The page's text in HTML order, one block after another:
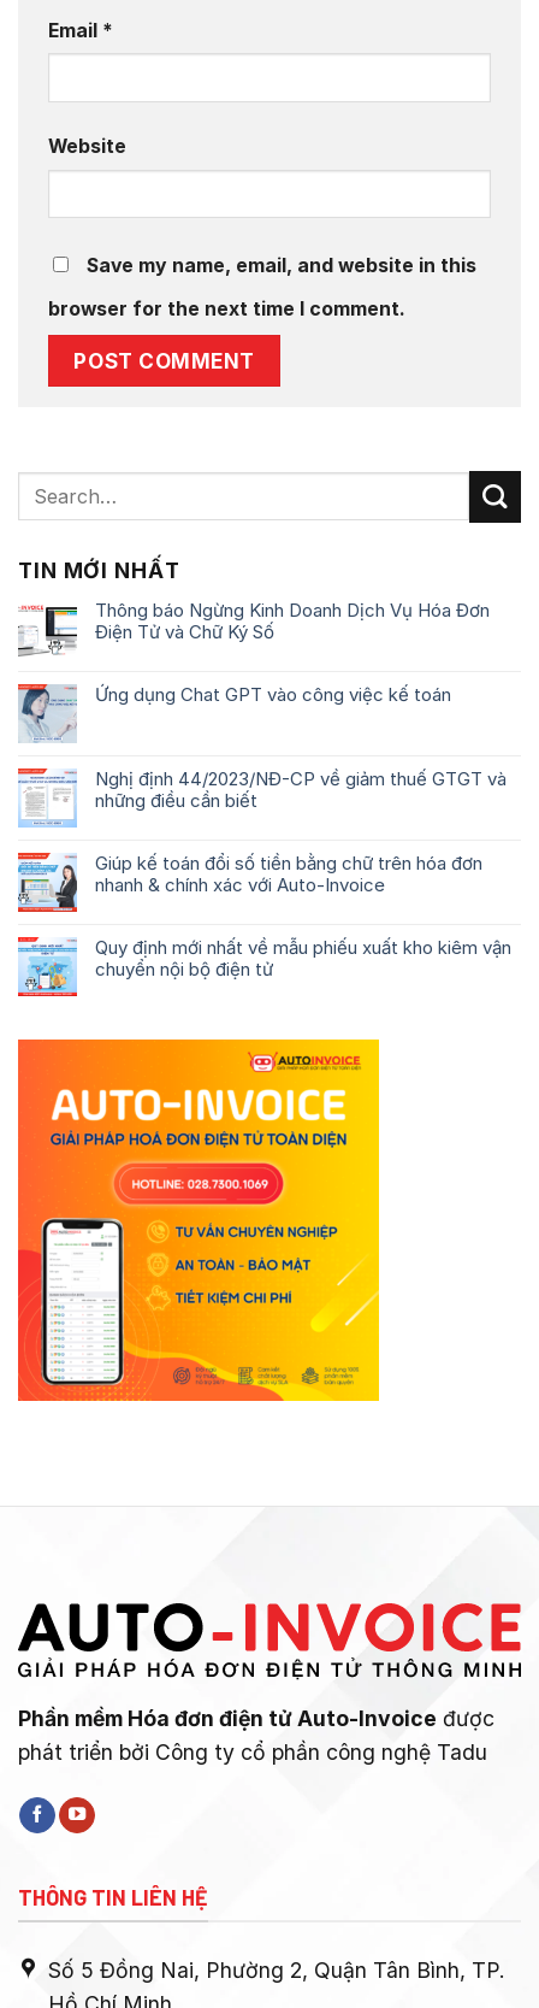
Email *
Website
Save my name, email, and website in this
browser for the next time I comment.
TIN MỚI NHẤT
Thông báo Ngừng Kinh Doanh Dịch Vụ Hóa Đơn
Điện Tử và Chữ Ký Số
Ứng dụng Chat GPT vào công việc kế toán
Nghị định 44/2023/NĐ-CP về giảm thuế GTGT và
những điều cần biết
Giúp kế toán đổi số tiền bằng chữ trên hóa đơn
nhanh & chính xác với Auto-Invoice
Quy định mới nhất về mẫu phiếu xuất kho kiêm vận
chuyển nội bộ điện tử
Phần mềm Hóa đơn điện tử Auto-Invoice được
phát triển bởi Công ty cổ phần công nghệ Tadu
THÔNG TIN LIÊN HỆ
Số 5 Đồng Nai, Phường 2, Quận Tân Bình, TP.